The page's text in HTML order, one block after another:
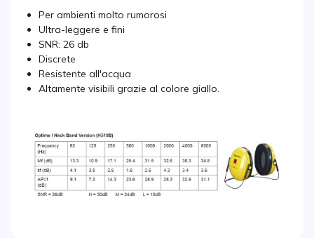
Per ambienti molto rumorosi
Ultra-leggere e fini
SNR: 26 db
Discrete
Resistente all'acqua
Altamente visibili grazie al colore giallo.